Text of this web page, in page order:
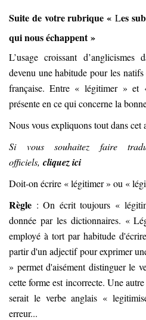
Suite de votre rubrique « Les
qui nous échappent »
L’usage croissant
devenu une habitude pour les
française. Entre « légitimer »
présente en ce qui concerne la
Nous vous expliquons tout dans cet
Si vous souhaitez faire
officiels, cliquez ici
Doit-on écrire « légitimer » ou «
Règle : On écrit toujours «
donnée par les dictionnaires. «
employé à tort par habitude
partir d'un adjectif pour exprimer
» permet d'aisément distinguer le
cette forme est incorrecte. Une
serait le verbe anglais «
erreur...